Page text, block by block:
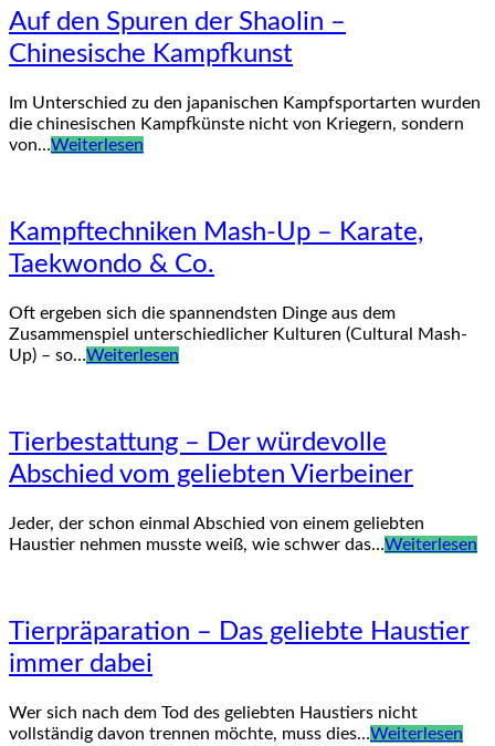
Auf den Spuren der Shaolin –
Chinesische Kampfkunst
Im Unterschied zu den japanischen Kampfsportarten wurden
die chinesischen Kampfkünste nicht von Kriegern, sondern
von…Weiterlesen
Kampftechniken Mash-Up – Karate,
Taekwondo & Co.
Oft ergeben sich die spannendsten Dinge aus dem
Zusammenspiel unterschiedlicher Kulturen (Cultural Mash-
Up) – so…Weiterlesen
Tierbestattung – Der würdevolle
Abschied vom geliebten Vierbeiner
Jeder, der schon einmal Abschied von einem geliebten
Haustier nehmen musste weiß, wie schwer das…Weiterlesen
Tierpräparation – Das geliebte Haustier
immer dabei
Wer sich nach dem Tod des geliebten Haustiers nicht
vollständig davon trennen möchte, muss dies…Weiterlesen